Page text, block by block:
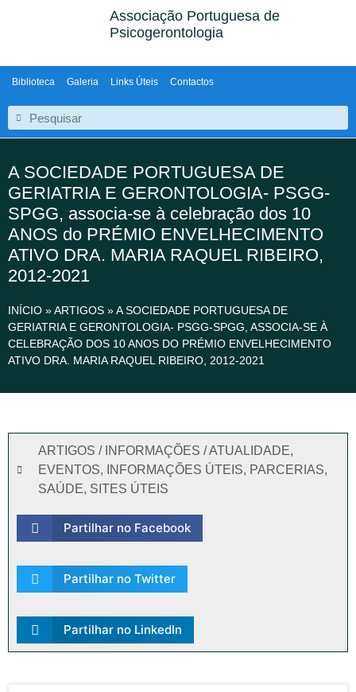
Associação Portuguesa de
Psicogerontologia
Biblioteca Galeria Links Úteis Contactos
A SOCIEDADE PORTUGUESA DE
GERIATRIA E GERONTOLOGIA- PSGG-
SPGG, associa-se à celebração dos 10
ANOS do PRÉMIO ENVELHECIMENTO
ATIVO DRA. MARIA RAQUEL RIBEIRO,
2012-2021
INÍCIO »ARTIGOS »A SOCIEDADE PORTUGUESA DE
GERIATRIA E GERONTOLOGIA- PSGG-SPGG, ASSOCIA-SE À
CELEBRAÇÃO DOS 10 ANOS DO PRÉMIO ENVELHECIMENTO
ATIVO DRA. MARIA RAQUEL RIBEIRO, 2012-2021
ARTIGOS / INFORMAÇÕES / ATUALIDADE,
EVENTOS, INFORMAÇÕES ÚTEIS, PARCERIAS,
SAÚDE, SITES ÚTEIS
Partilhar no Facebook
Partilhar no Twitter
Partilhar no LinkedIn